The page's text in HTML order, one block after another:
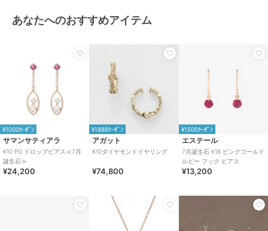
あなたへのおすすめアイテム
¥1000ｸｰﾎﾟﾝ
サマンサティアラ
K10 PG ドロップピアス≪7月
誕生石≫
¥24,200
¥1888ｸｰﾎﾟﾝ
アガット
K10ダイヤモンドイヤリング
¥74,800
¥1500ｸｰﾎﾟﾝ
エステール
7月誕生石 K18 ピンクゴールド
ルビー フック ピアス
¥13,200